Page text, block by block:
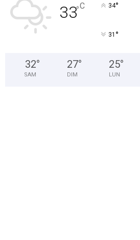
33°C 34°
31 °
32°
SAM
27°
DIM
25°
LUN